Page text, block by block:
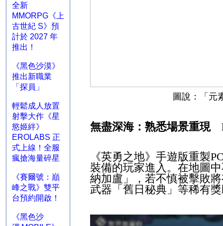
全新
MMORPG《上
古世紀 S》預
計於 2027 年
推出！
《黑色沙漠》
推出新職業
「探員」
輕鬆成人放置
射擊大作《星
慾姬絆》
EROLABS 正
式上線！全服
瘋搶海量碎星
《賽爾號：巔
峰之戰》雙平
台預約開啟！
《黑色沙
圖說：「元
無盡深海：熟悉場景重現
《英勇之地》手遊版重製
裝備的玩家進入。在地圖
納加盧」，若不慎被擊敗
武器「舊日秘典」等稀有